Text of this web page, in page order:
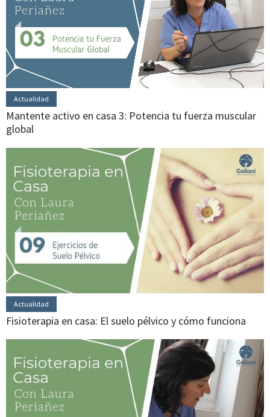
Actualidad
Mantente activo en casa 3: Potencia tu fuerza muscular
global
Actualidad
Fisioterapia en casa: El suelo pélvico y cómo funciona